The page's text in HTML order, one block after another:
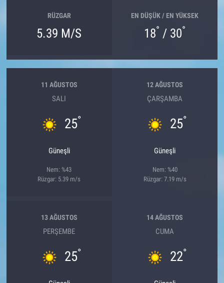
RÜZGAR
5.39 M/S
EN DÜŞÜK / EN YÜKSEK
18° / 30°
11 AĞUSTOS
SALI
25°
Güneşli
Nem: %43
Rüzgar: 5.39 m/s
12 AĞUSTOS
ÇARŞAMBA
25°
Güneşli
Nem: %40
Rüzgar: 7.19 m/s
13 AĞUSTOS
PERŞEMBE
25°
14 AĞUSTOS
CUMA
22°